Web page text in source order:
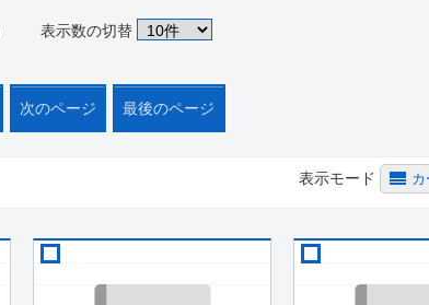
表示数の切替
次のページ 最後のページ
表示モード カ